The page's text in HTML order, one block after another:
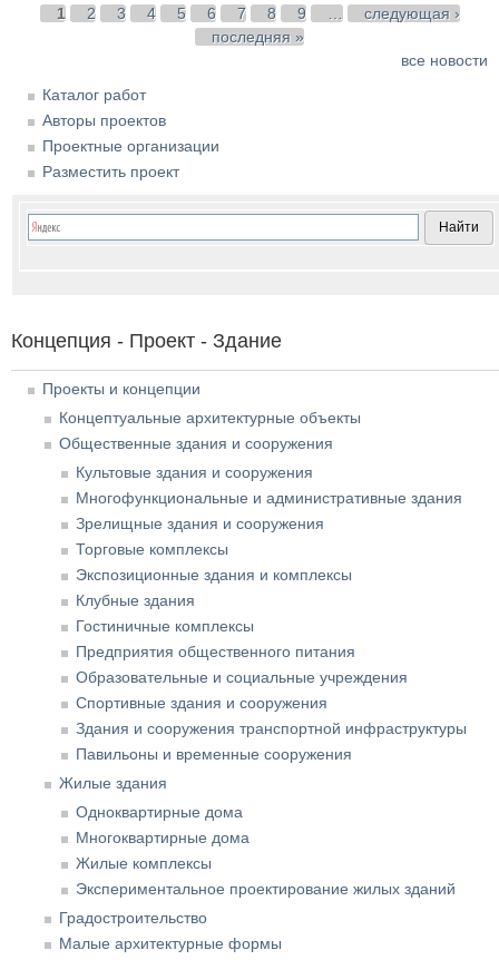
Страницы
1 2 3 4 5 6 7 8 9
следующая ›
последняя »
все новости
Каталог работ
Авторы проектов
Проектные организации
Разместить проект
Концепция - Проект - Здание
Проекты и концепции
Концептуальные архитектурные объекты
Общественные здания и сооружения
Культовые здания и сооружения
Многофункциональные и административные здания
Зрелищные здания и сооружения
Торговые комплексы
Экспозиционные здания и комплексы
Клубные здания
Гостиничные комплексы
Предприятия общественного питания
Образовательные и социальные учреждения
Спортивные здания и сооружения
Здания и сооружения транспортной инфраструктуры
Павильоны и временные сооружения
Жилые здания
Одноквартирные дома
Многоквартирные дома
Жилые комплексы
Экспериментальное проектирование жилых зданий
Градостроительство
Малые архитектурные формы